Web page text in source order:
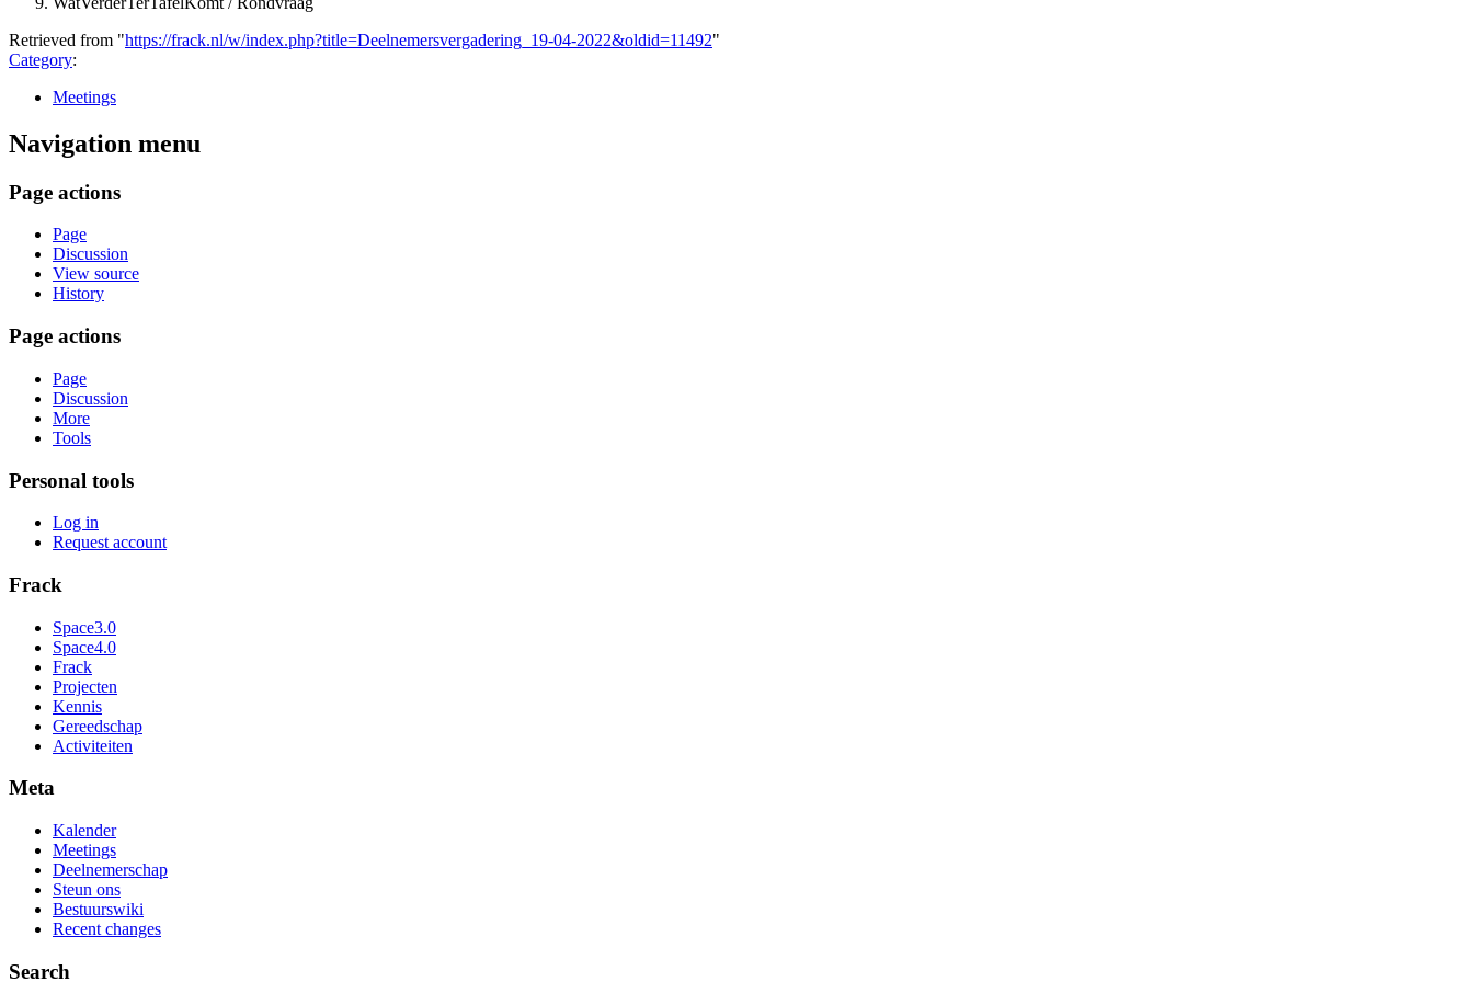
Retrieved from "https://frack.nl/w/index.php?title=Deelnemersvergadering_19-04-2022&oldid=11492"
Category:
Meetings
Navigation menu
Page actions
Page
Discussion
View source
History
Page actions
Page
Discussion
More
Tools
Personal tools
Log in
Request account
Frack
Space3.0
Space4.0
Frack
Projecten
Kennis
Gereedschap
Activiteiten
Meta
Kalender
Meetings
Deelnemerschap
Steun ons
Bestuurswiki
Recent changes
Search